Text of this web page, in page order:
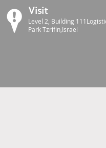
Visit
Level 2, Building
Park Tzrifin,Israel